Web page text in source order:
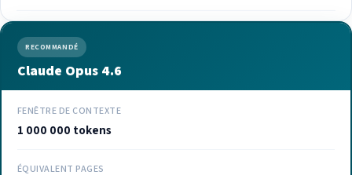
RECOMMANDÉ
Claude Opus 4.6
FENÊTRE DE CONTEXTE
1 000 000 tokens
ÉQUIVALENT PAGES